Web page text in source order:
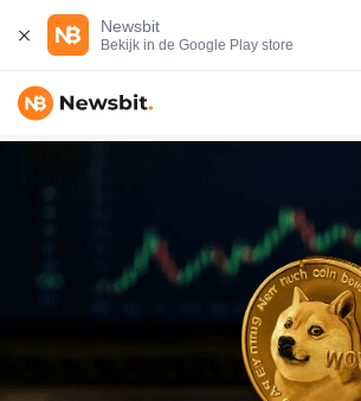
Newsbit
Bekijk in de Google Play store